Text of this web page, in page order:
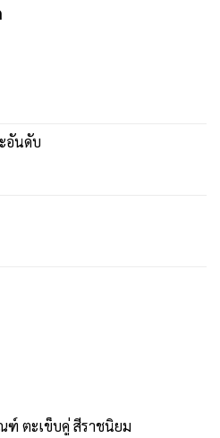
อันดับ
ฑ์ ตะเข็บคู่ สีราชนิยม